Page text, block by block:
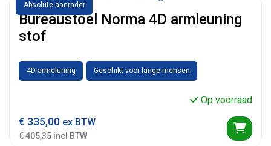
Absolute aanrader
Bureaustoel Norma 4D armleuning
stof
4D-armeluning Geschikt voor lange mensen
Op voorraad
€ 335,00 ex BTW
€ 405,35 incl BTW